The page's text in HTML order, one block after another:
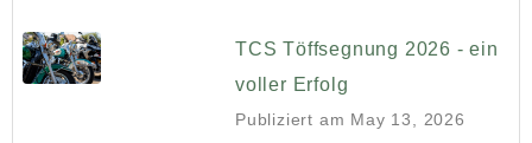
TCS Töffsegnung 2026 - ein
voller Erfolg
Publiziert am May 13, 2026